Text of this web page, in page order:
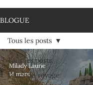
BLOGUE
Tous les posts
Trucs de voyage
Tous les posts
Milady Laurie
14 mars